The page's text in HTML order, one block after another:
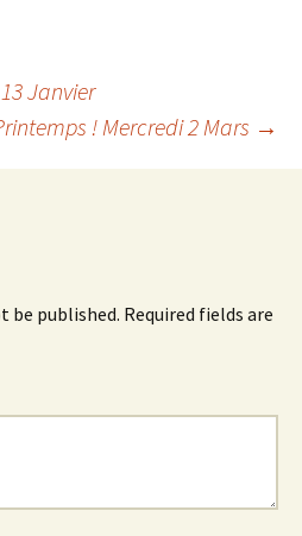
Janvier
! Mercredi 2 Mars →
be published. Required fields are